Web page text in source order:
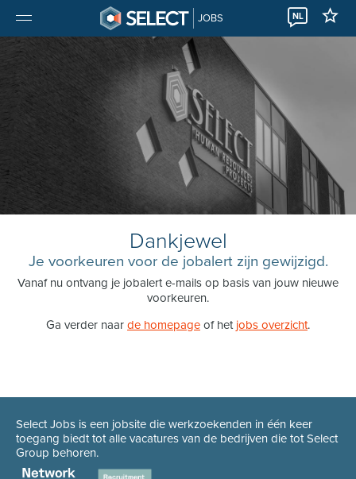
JOBS NL
Dankjewel
Je voorkeuren voor de jobalert zijn gewijzigd.
Vanaf nu ontvang je jobalert e-mails op basis van jouw nieuwe
voorkeuren.
Ga verder naar de homepage of het jobs overzicht.
Select Jobs is een jobsite die werkzoekenden in één keer
toegang biedt tot alle vacatures van de bedrijven die tot Select
Group behoren.